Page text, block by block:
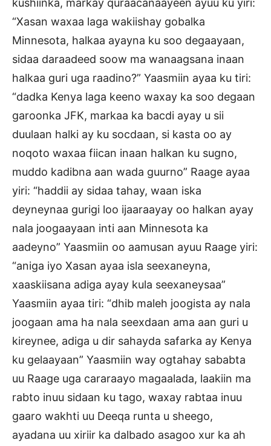
kushiinka, markay quraacanaayeen ayuu ku yiri:
“Xasan waxaa laga wakiishay gobalka
Minnesota, halkaa ayayna ku soo degaayaan,
sidaa daraadeed soow ma wanaagsana inaan
halkaa guri uga raadino?” Yaasmiin ayaa ku tiri:
“dadka Kenya laga keeno waxay ka soo degaan
garoonka JFK, markaa ka bacdi ayay u sii
duulaan halki ay ku socdaan, si kasta oo ay
noqoto waxaa fiican inaan halkan ku sugno,
muddo kadibna aan wada guurno” Raage ayaa
yiri: “haddii ay sidaa tahay, waan iska
deyneynaa gurigi loo ijaaraayay oo halkan ayay
nala joogaayaan inti aan Minnesota ka
aadeyno” Yaasmiin oo aamusan ayuu Raage yiri:
“aniga iyo Xasan ayaa isla seexaneyna,
xaaskiisana adiga ayay kula seexaneysaa”
Yaasmiin ayaa tiri: “dhib maleh joogista ay nala
joogaan ama ha nala seexdaan ama aan guri u
kireynee, adiga u dir sahayda safarka ay Kenya
ku gelaayaan” Yaasmiin way ogtahay sababta
uu Raage uga cararaayo magaalada, laakiin ma
rabto inuu sidaan ku tago, waxay rabtaa inuu
gaaro wakhti uu Deeqa runta u sheego,
ayadana uu xiriir ka dalbado asagoo xur ka ah